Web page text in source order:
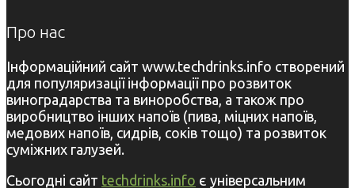
Про нас
Інформаційний сайт www.techdrinks.info створений
для популяризації інформації про розвиток
виноградарства та виноробства, а також про
виробництво інших напоїв (пива, міцних напоїв,
медових напоїв, сидрів, соків тощо) та розвиток
суміжних галузей.
Сьогодні сайт techdrinks.info є універсальним